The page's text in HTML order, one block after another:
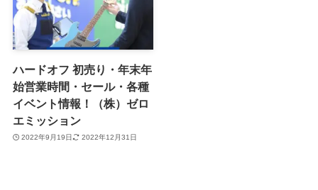
ハードオフ 初売り・年末年
始営業時間・セール・各種
イベント情報！（株）ゼロ
エミッション
2022年9月19日 2022年12月31日